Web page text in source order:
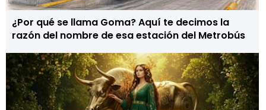
¿Por qué se llama Goma? Aquí te decimos la
razón del nombre de esa estación del Metrobús